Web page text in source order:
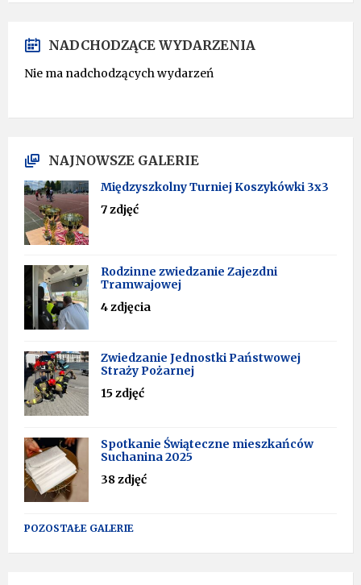
NADCHODZĄCE WYDARZENIA
Nie ma nadchodzących wydarzeń
NAJNOWSZE GALERIE
Międzyszkolny Turniej Koszykówki 3x3
7 zdjęć
Rodzinne zwiedzanie Zajezdni
Tramwajowej
4 zdjęcia
Zwiedzanie Jednostki Państwowej
Straży Pożarnej
15 zdjęć
Spotkanie Świąteczne mieszkańców
Suchanina 2025
38 zdjęć
POZOSTAŁE GALERIE